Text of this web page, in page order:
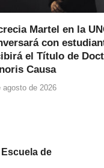
Martel en la
con
el Título de
Causa
agosto de 2026
de